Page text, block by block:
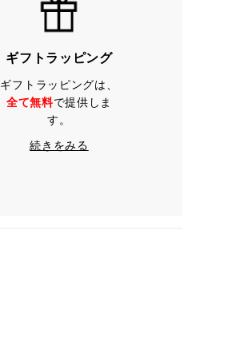
ギフトラッピング
ギフトラッピングは、
全て無料で提供しま
す。
続きをみる